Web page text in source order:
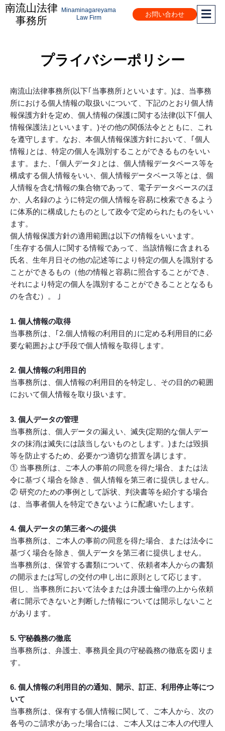
内南流山法律
事務所
Minaminagareyama
Law Firm
お問い合わせ
プライバシーポリシー
南流山法律事務所(以下｢当事務所｣といいます。)は、当事務
所における個人情報の取扱いについて、下記のとおり個人情
報保護方針を定め、個人情報の保護に関する法律(以下｢個人
情報保護法｣といいます。)その他の関係法令とともに、これ
を遵守します。なお、本個人情報保護方針において、｢個人
情報｣とは、特定の個人を識別することができるものをいい
ます。また、｢個人データ｣とは、個人情報データベース等を
構成する個人情報をいい、個人情報データベース等とは、個
人情報を含む情報の集合物であって、電子データベースのほ
か、人名録のように特定の個人情報を容易に検索できるよう
に体系的に構成したものとして政令で定められたものをいい
ます。
個人情報保護方針の適用範囲は以下の情報をいいます。
｢生存する個人に関する情報であって、当該情報に含まれる
氏名、生年月日その他の記述等により特定の個人を識別する
ことができるもの（他の情報と容易に照合することができ、
それにより特定の個人を識別することができることとなるも
のを含む）。 ｣
1. 個人情報の取得
当事務所は、｢2.個人情報の利用目的｣に定める利用目的に必
要な範囲および手段で個人情報を取得します。
2. 個人情報の利用目的
当事務所は、個人情報の利用目的を特定し、その目的の範囲
において個人情報を取り扱います。
3. 個人データの管理
当事務所は、個人データの漏えい、滅失(定期的な個人デー
タの抹消は滅失には該当しないものとします。)または毀損
等を防止するため、必要かつ適切な措置を講じます。
① 当事務所は、ご本人の事前の同意を得た場合、または法
令に基づく場合を除き、個人情報を第三者に提供しません。
② 研究のための事例として訴状、判決書等を紹介する場合
は、当事者個人を特定できないように配慮いたします。
4. 個人データの第三者への提供
当事務所は、ご本人の事前の同意を得た場合、または法令に
基づく場合を除き、個人データを第三者に提供しません。
当事務所は、保管する書類について、依頼者本人からの書類
の開示または写しの交付の申し出に原則として応じます。
但し、当事務所において法令または弁護士倫理の上から依頼
者に開示できないと判断した情報については開示しないこと
があります。
5. 守秘義務の徹底
当事務所は、弁護士、事務員全員の守秘義務の徹底を図りま
す。
6. 個人情報の利用目的の通知、開示、訂正、利用停止等につ
いて
当事務所は、保有する個人情報に関して、ご本人から、次の
各号のご請求があった場合には、ご本人又はご本人の代理人